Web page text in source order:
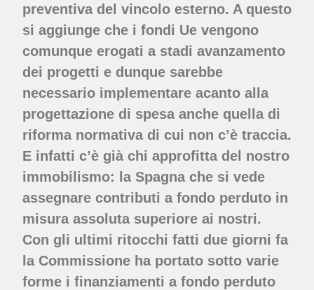
preventiva del vincolo esterno. A questo
si aggiunge che i fondi Ue vengono
comunque erogati a stadi avanzamento
dei progetti e dunque sarebbe
necessario implementare acanto alla
progettazione di spesa anche quella di
riforma normativa di cui non c’è traccia.
E infatti c’è già chi approfitta del nostro
immobilismo: la Spagna che si vede
assegnare contributi a fondo perduto in
misura assoluta superiore ai nostri.
Con gli ultimi ritocchi fatti due giorni fa
la Commissione ha portato sotto varie
forme i finanziamenti a fondo perduto